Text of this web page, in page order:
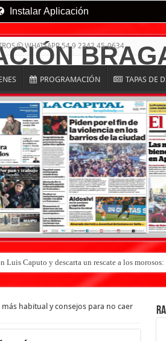
Instalar Aplicación
WHATSAPP 54 9 2342 45-0634
PROGRAMACIÓN TAPAS DE
Caputo y descarta un rescate a los
habitual y consejos para no caer